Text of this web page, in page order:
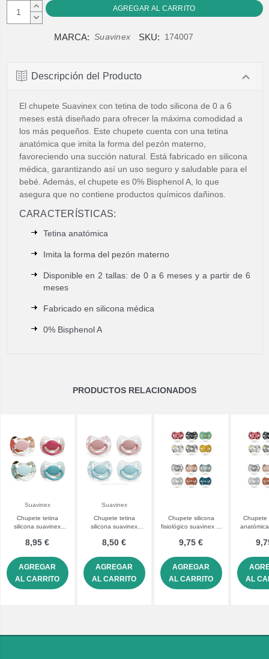
AUMENTAR
CANTIDAD:
DISMINUIR
MARCA: Suavinex SKU: 174007
Descripción del Producto
El chupete Suavinex con tetina de todo silicona de 0 a 6
meses está diseñado para ofrecer la máxima comodidad a
los más pequeños. Este chupete cuenta con una tetina
anatómica que imita la forma del pezón materno,
favoreciendo una succión natural. Está fabricado en silicona
médica, garantizando así un uso seguro y saludable para el
bebé. Además, el chupete es 0% Bisphenol A, lo que
asegura que no contiene productos químicos dañinos.
CARACTERÍSTICAS:
Tetina anatómica
Imita la forma del pezón materno
Disponible en 2 tallas: de 0 a 6 meses y a partir de 6
meses
Fabricado en silicona médica
0% Bisphenol A
PRODUCTOS RELACIONADOS
Suavinex
Chupete tetina
silicona suavinex
8,95 €
AGREGAR
AL CARRITO
Suavinex
Chupete tetina
silicona suavinex
8,50 €
AGREGAR
AL CARRITO
Chupete silicona
fisiológico suavinex 0-
9,75 €
AGREGAR
AL CARRITO
Chupete
AL